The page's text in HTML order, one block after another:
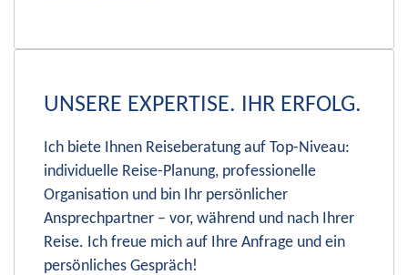
UNSERE EXPERTISE. IHR ERFOLG.
Ich biete Ihnen Reiseberatung auf Top-Niveau:
individuelle Reise-Planung, professionelle
Organisation und bin Ihr persönlicher
Ansprechpartner – vor, während und nach Ihrer
Reise. Ich freue mich auf Ihre Anfrage und ein
persönliches Gespräch!